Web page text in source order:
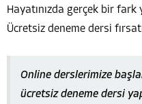
Hayatınızda gerçek bir fark
Ücretsiz deneme dersi
Online derslerimize
ücretsiz deneme dersi